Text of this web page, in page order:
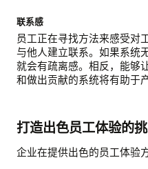
联系感
员工正在寻找方法来感受对
与他人建立联系。如果系统
就会有疏离感。相反，能够
和做出贡献的系统将有助于
打造出色员工体验的
企业在提供出色的员工体验